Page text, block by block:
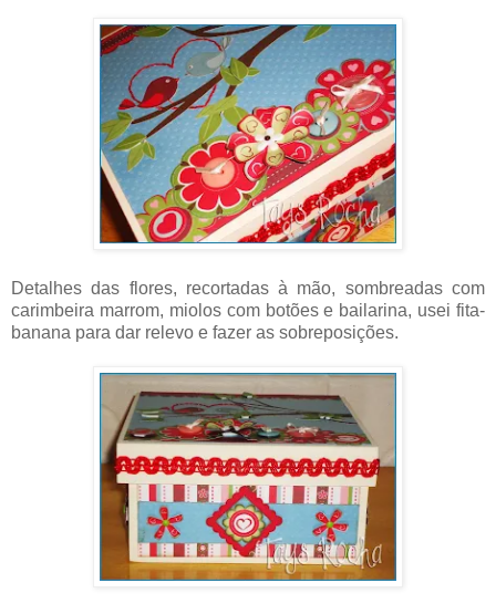
Detalhes das flores, recortadas à mão, sombreadas com
carimbeira marrom, miolos com botões e bailarina, usei fita-
banana para dar relevo e fazer as sobreposições.